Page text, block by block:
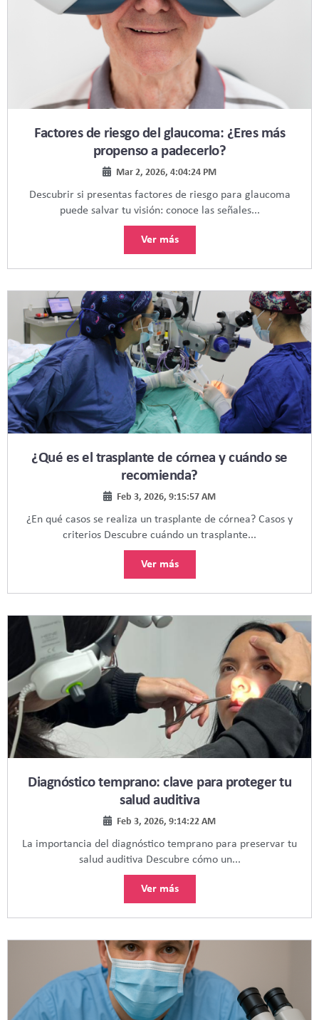
Factores de riesgo del glaucoma: ¿Eres más
propenso a padecerlo?
Mar 2, 2026, 4:04:24 PM
Descubrir si presentas factores de riesgo para glaucoma
puede salvar tu visión: conoce las señales...
Ver más
¿Qué es el trasplante de córnea y cuándo se
recomienda?
Feb 3, 2026, 9:15:57 AM
¿En qué casos se realiza un trasplante de córnea? Casos y
criterios Descubre cuándo un trasplante...
Ver más
Diagnóstico temprano: clave para proteger tu
salud auditiva
Feb 3, 2026, 9:14:22 AM
La importancia del diagnóstico temprano para preservar tu
salud auditiva Descubre cómo un...
Ver más